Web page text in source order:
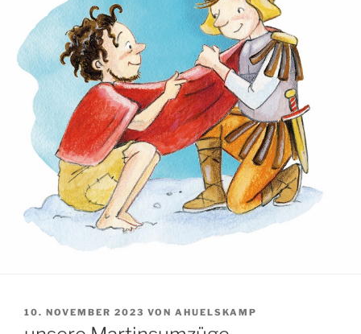
VERÖFFENTLICHT
10. NOVEMBER 2023 VON AHUELSKAMP